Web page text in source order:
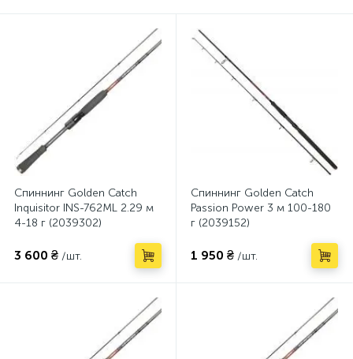
Спиннинг Golden Catch
Inquisitor INS-762ML 2.29 м
4-18 г (2039302)
3 600 ₴ /шт.
Спиннинг Golden Catch
Passion Power 3 м 100-180
г (2039152)
1 950 ₴ /шт.